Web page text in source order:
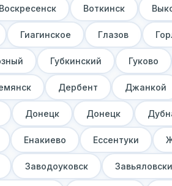
Воскресенск Воткинск
Гиагинское Глазов
Губкинский Гуково
Дербент Джанкой
Донецк Донецк
Енакиево Ессентуки
Заводоуковск